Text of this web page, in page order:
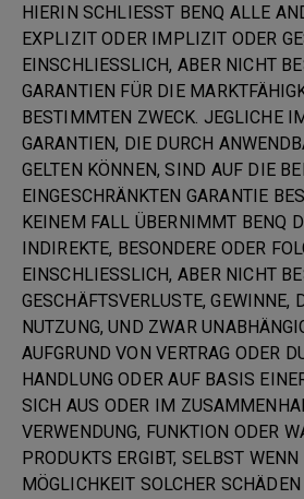
HIERIN SCHLIESST BENQ ALLE
EXPLIZIT ODER IMPLIZIT ODER
EINSCHLIESSLICH, ABER NICHT
GARANTIEN FÜR DIE
BESTIMMTEN ZWECK. JEGLICHE
GARANTIEN, DIE DURCH
GELTEN KÖNNEN, SIND AUF DIE
EINGESCHRÄNKTEN GARANTIE
KEINEM FALL ÜBERNIMMT BENQ
INDIREKTE, BESONDERE ODER
EINSCHLIESSLICH, ABER NICHT
GESCHÄFTSVERLUSTE, GEWINNE,
NUTZUNG, UND ZWAR
AUFGRUND VON VERTRAG ODER
HANDLUNG ODER AUF BASIS
SICH AUS ODER IM
VERWENDUNG, FUNKTION ODER
PRODUKTS ERGIBT, SELBST
MÖGLICHKEIT SOLCHER